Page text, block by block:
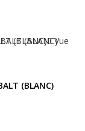
Vue
(BLANC)